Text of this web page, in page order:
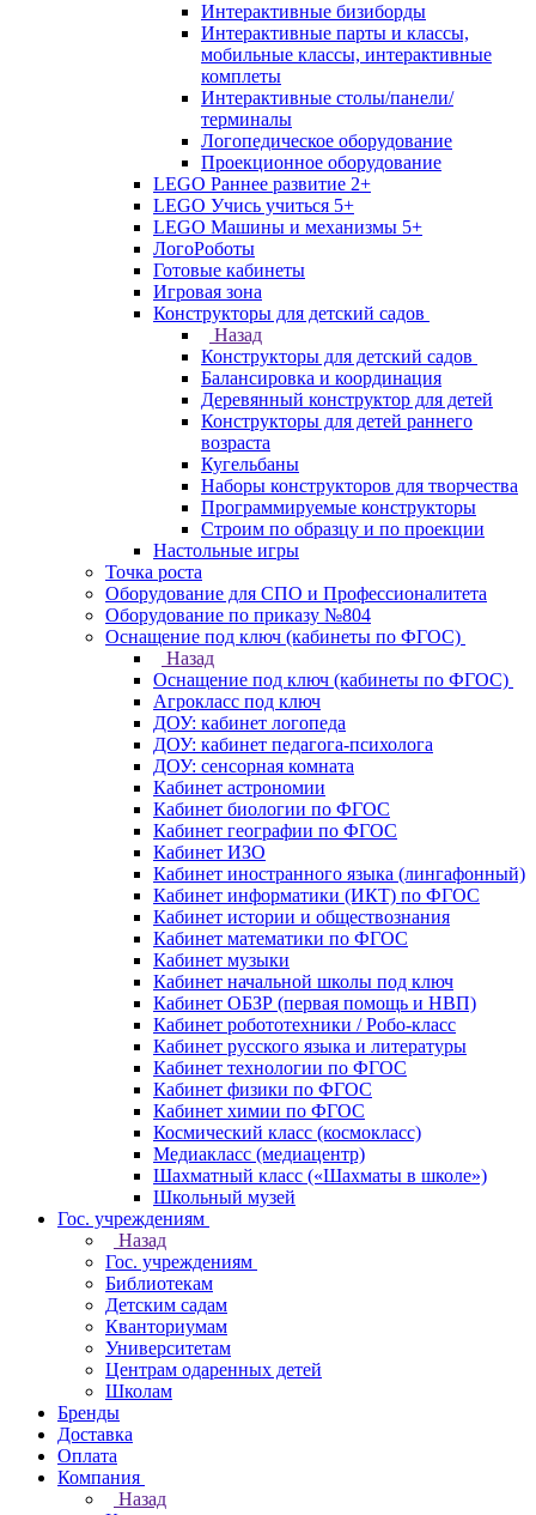
Интерактивные бизиборды
Интерактивные парты и классы,
мобильные классы, интерактивные
комплеты
Интерактивные столы/панели/
терминалы
Логопедическое оборудование
Проекционное оборудование
LEGO Раннее развитие 2+
LEGO Учись учиться 5+
LEGO Машины и механизмы 5+
ЛогоРоботы
Готовые кабинеты
Игровая зона
Конструкторы для детский садов
Назад
Конструкторы для детский садов
Балансировка и координация
Деревянный конструктор для детей
Конструкторы для детей раннего
возраста
Кугельбаны
Наборы конструкторов для творчества
Программируемые конструкторы
Строим по образцу и по проекции
Настольные игры
Точка роста
Оборудование для СПО и Профессионалитета
Оборудование по приказу №804
Оснащение под ключ (кабинеты по ФГОС)
Назад
Оснащение под ключ (кабинеты по ФГОС)
Агрокласс под ключ
ДОУ: кабинет логопеда
ДОУ: кабинет педагога-психолога
ДОУ: сенсорная комната
Кабинет астрономии
Кабинет биологии по ФГОС
Кабинет географии по ФГОС
Кабинет ИЗО
Кабинет иностранного языка (лингафонный)
Кабинет информатики (ИКТ) по ФГОС
Кабинет истории и обществознания
Кабинет математики по ФГОС
Кабинет музыки
Кабинет начальной школы под ключ
Кабинет ОБЗР (первая помощь и НВП)
Кабинет робототехники / Робо-класс
Кабинет русского языка и литературы
Кабинет технологии по ФГОС
Кабинет физики по ФГОС
Кабинет химии по ФГОС
Космический класс (космокласс)
Медиакласс (медиацентр)
Шахматный класс («Шахматы в школе»)
Школьный музей
Гос. учреждениям
Назад
Гос. учреждениям
Библиотекам
Детским садам
Кванториумам
Университетам
Центрам одаренных детей
Школам
Бренды
Доставка
Оплата
Компания
Назад